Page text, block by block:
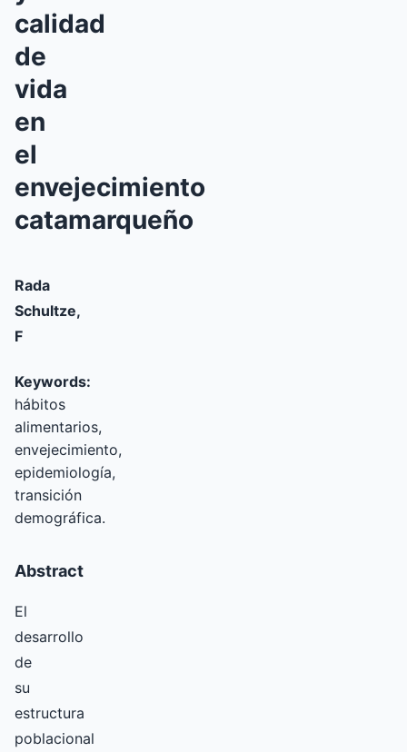
calidad
de
vida
en
el
envejecimiento
catamarqueño
Rada
Schultze,
F
Keywords:
hábitos
alimentarios,
envejecimiento,
epidemiología,
transición
demográfica.
Abstract
El
desarrollo
de
su
estructura
poblacional